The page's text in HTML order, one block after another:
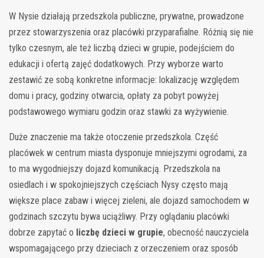
W Nysie działają przedszkola publiczne, prywatne, prowadzone
przez stowarzyszenia oraz placówki przyparafialne. Różnią się nie
tylko czesnym, ale też liczbą dzieci w grupie, podejściem do
edukacji i ofertą zajęć dodatkowych. Przy wyborze warto
zestawić ze sobą konkretne informacje: lokalizację względem
domu i pracy, godziny otwarcia, opłaty za pobyt powyżej
podstawowego wymiaru godzin oraz stawki za wyżywienie.
Duże znaczenie ma także otoczenie przedszkola. Część
placówek w centrum miasta dysponuje mniejszymi ogrodami, za
to ma wygodniejszy dojazd komunikacją. Przedszkola na
osiedlach i w spokojniejszych częściach Nysy często mają
większe place zabaw i więcej zieleni, ale dojazd samochodem w
godzinach szczytu bywa uciążliwy. Przy oglądaniu placówki
dobrze zapytać o liczbę dzieci w grupie, obecność nauczyciela
wspomagającego przy dzieciach z orzeczeniem oraz sposób